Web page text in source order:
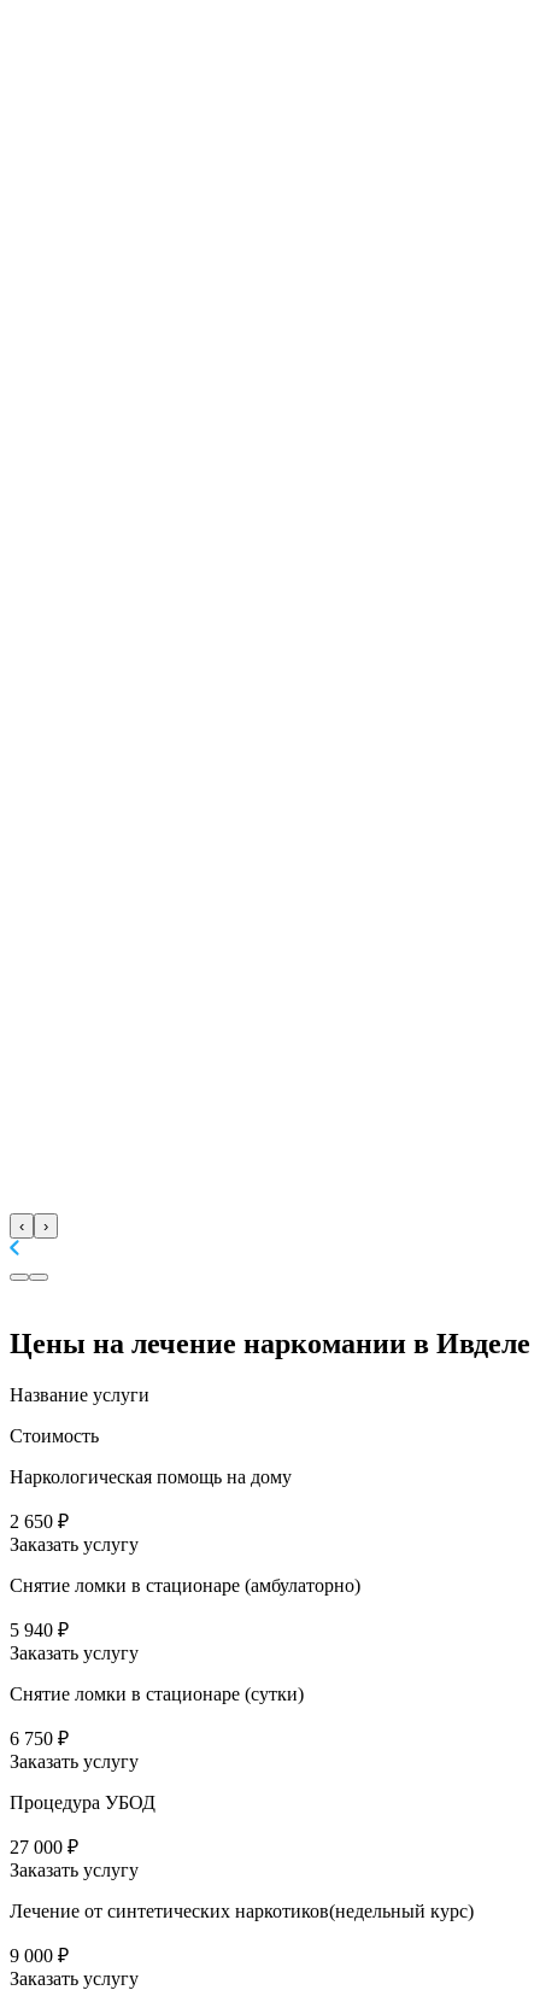
‹ ›
Цены на лечение наркомании в Ивделе
Название услуги
Стоимость
Наркологическая помощь на дому
2 650 ₽
Заказать услугу
Снятие ломки в стационаре (амбулаторно)
5 940 ₽
Заказать услугу
Снятие ломки в стационаре (сутки)
6 750 ₽
Заказать услугу
Процедура УБОД
27 000 ₽
Заказать услугу
Лечение от синтетических наркотиков(недельный курс)
9 000 ₽
Заказать услугу